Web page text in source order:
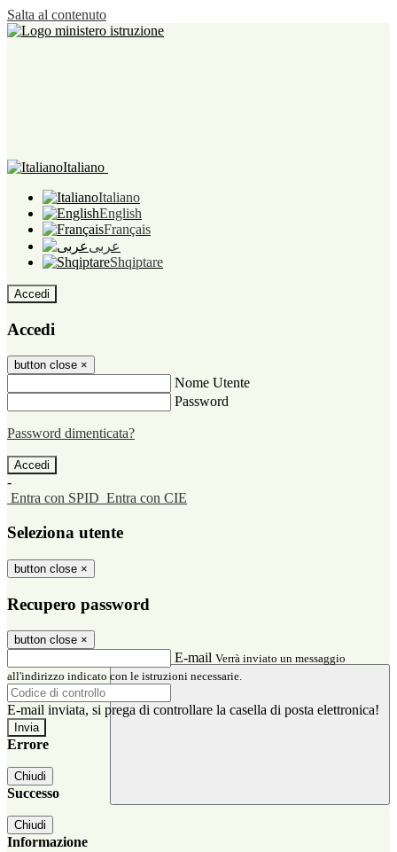
Salta al contenuto
Italiano
Italiano
English
Français
عربى
Shqiptare
Accedi
Accedi
button close ×
Nome Utente
Password
Password dimenticata?
-
Entra con SPID Entra con CIE
Seleziona utente
button close ×
Recupero password
button close ×
E-mail Verrà inviato un messaggio
all'indirizzo indicato con le istruzioni necessarie.
E-mail inviata, si prega di controllare la casella di posta elettronica!
Errore
Chiudi
Successo
Chiudi
Informazione